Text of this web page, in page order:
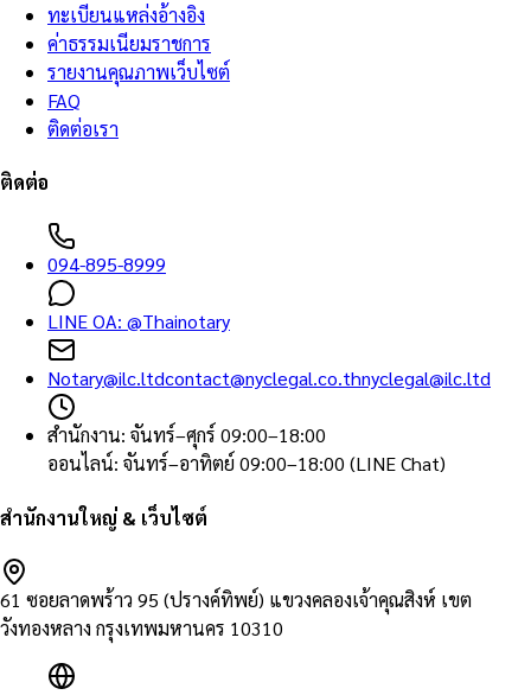
ทะเบียนแหล่งอ้างอิง
ค่าธรรมเนียมราชการ
รายงานคุณภาพเว็บไซต์
FAQ
ติดต่อเรา
ติดต่อ
094-895-8999
LINE OA: @Thainotary
Notary@ilc.ltdcontact@nyclegal.co.thnyclegal@ilc.ltd
สำนักงาน: จันทร์–ศุกร์ 09:00–18:00
ออนไลน์: จันทร์–อาทิตย์ 09:00–18:00 (LINE Chat)
สำนักงานใหญ่ & เว็บไซต์
61 ซอยลาดพร้าว 95 (ปรางค์ทิพย์) แขวงคลองเจ้าคุณสิงห์ เขต
วังทองหลาง กรุงเทพมหานคร 10310